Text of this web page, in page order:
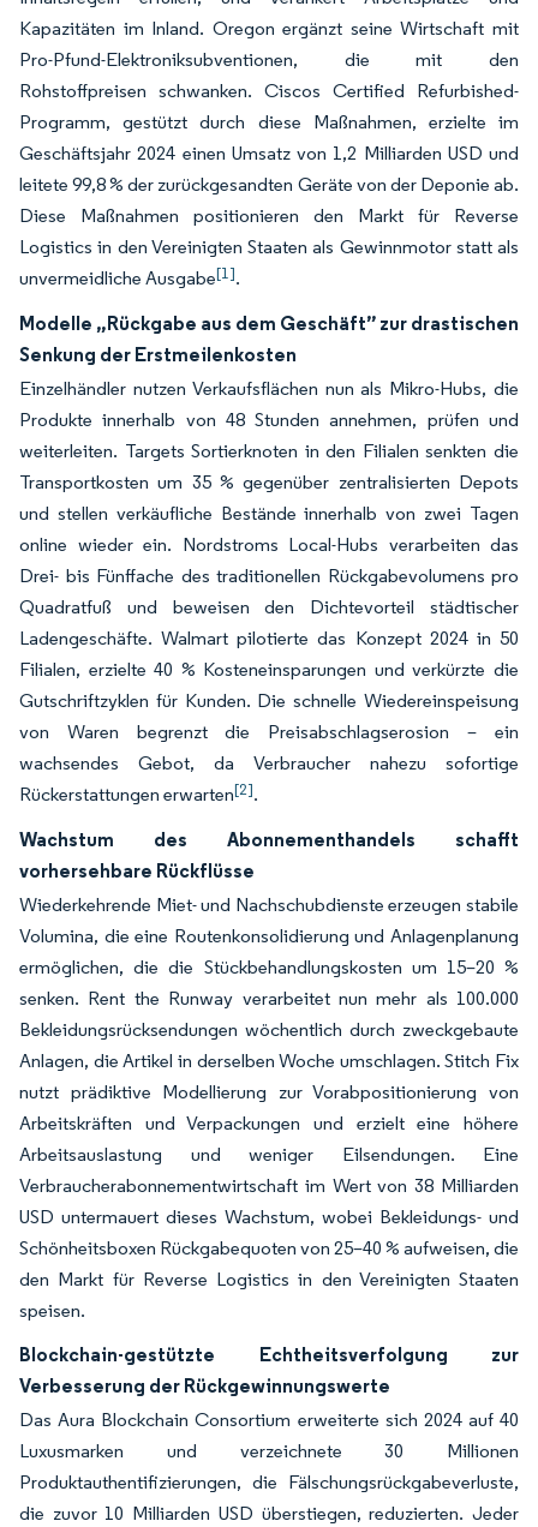
Kapazitäten im Inland. Oregon ergänzt seine Wirtschaft mit
Pro-Pfund-Elektroniksubventionen, die mit den
Rohstoffpreisen schwanken. Ciscos Certified Refurbished-
Programm, gestützt durch diese Maßnahmen, erzielte im
Geschäftsjahr 2024 einen Umsatz von 1,2 Milliarden USD und
leitete 99,8 % der zurückgesandten Geräte von der Deponie ab.
Diese Maßnahmen positionieren den Markt für Reverse
Logistics in den Vereinigten Staaten als Gewinnmotor statt als
unvermeidliche Ausgabe[1].
Modelle „Rückgabe aus dem Geschäft” zur drastischen
Senkung der Erstmeilenkosten
Einzelhändler nutzen Verkaufsflächen nun als Mikro-Hubs, die
Produkte innerhalb von 48 Stunden annehmen, prüfen und
weiterleiten. Targets Sortierknoten in den Filialen senkten die
Transportkosten um 35 % gegenüber zentralisierten Depots
und stellen verkäufliche Bestände innerhalb von zwei Tagen
online wieder ein. Nordstroms Local-Hubs verarbeiten das
Drei- bis Fünffache des traditionellen Rückgabevolumens pro
Quadratfuß und beweisen den Dichtevorteil städtischer
Ladengeschäfte. Walmart pilotierte das Konzept 2024 in 50
Filialen, erzielte 40 % Kosteneinsparungen und verkürzte die
Gutschriftzyklen für Kunden. Die schnelle Wiedereinspeisung
von Waren begrenzt die Preisabschlagserosion – ein
wachsendes Gebot, da Verbraucher nahezu sofortige
Rückerstattungen erwarten[2].
Wachstum des Abonnementhandels schafft
vorhersehbare Rückflüsse
Wiederkehrende Miet- und Nachschubdienste erzeugen stabile
Volumina, die eine Routenkonsolidierung und Anlagenplanung
ermöglichen, die die Stückbehandlungskosten um 15–20 %
senken. Rent the Runway verarbeitet nun mehr als 100.000
Bekleidungsrücksendungen wöchentlich durch zweckgebaute
Anlagen, die Artikel in derselben Woche umschlagen. Stitch Fix
nutzt prädiktive Modellierung zur Vorabpositionierung von
Arbeitskräften und Verpackungen und erzielt eine höhere
Arbeitsauslastung und weniger Eilsendungen. Eine
Verbraucherabonnementwirtschaft im Wert von 38 Milliarden
USD untermauert dieses Wachstum, wobei Bekleidungs- und
Schönheitsboxen Rückgabequoten von 25–40 % aufweisen, die
den Markt für Reverse Logistics in den Vereinigten Staaten
speisen.
Blockchain-gestützte Echtheitsverfolgung zur
Verbesserung der Rückgewinnungswerte
Das Aura Blockchain Consortium erweiterte sich 2024 auf 40
Luxusmarken und verzeichnete 30 Millionen
Produktauthentifizierungen, die Fälschungsrückgabeverluste,
die zuvor 10 Milliarden USD überstiegen, reduzierten. Jeder